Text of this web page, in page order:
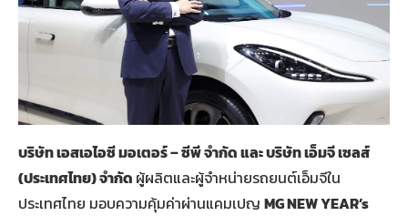
บริษัท เอสเอไอซี มอเตอร์ – ซีพี จำกัด และ บริษัท เอ็มจี เซลส์
(ประเทศไทย) จำกัด ผู้ผลิตและผู้จำหน่ายรถยนต์เอ็มจีใน
ประเทศไทย มอบความคุ้มค่าผ่านแคมเปญ MG NEW YEAR’s